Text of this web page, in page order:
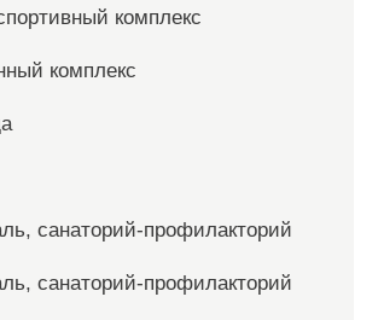
комплекс
комплекс
санаторий-профилакторий
санаторий-профилакторий